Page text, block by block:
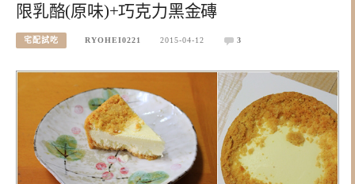
限乳酪(原味)+巧克力黑金磚
宅配試吃 RYOHEI0221 2015-04-12 3